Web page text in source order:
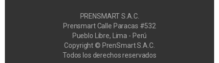
PRENSMART S.A.C.
Prensmart Calle Paracas #532
Pueblo Libre, Lima - Perú
Copyright © PrenSmart S.A.C.
Todos los derechos reservados